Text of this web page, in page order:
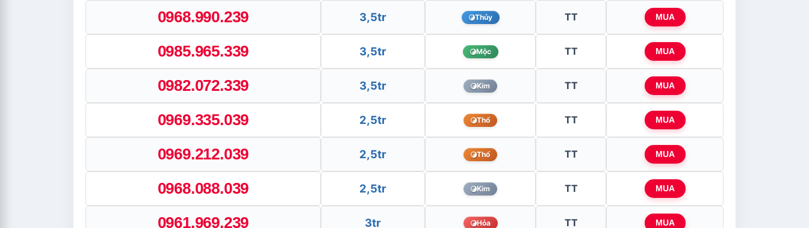
0968.990.239 3,5tr Thủy TT MUA
0985.965.339 3,5tr Mộc TT MUA
0982.072.339 3,5tr Kim TT MUA
0969.335.039 2,5tr Thổ TT MUA
0969.212.039 2,5tr Thổ TT MUA
0968.088.039 2,5tr Kim TT MUA
0961.969.239 3tr Hỏa TT MUA